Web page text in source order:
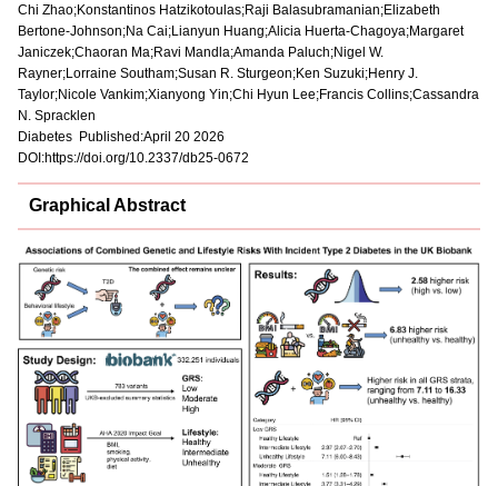
Chi Zhao;Konstantinos Hatzikotoulas;Raji Balasubramanian;Elizabeth
Bertone-Johnson;Na Cai;Lianyun Huang;Alicia Huerta-Chagoya;Margaret
Janiczek;Chaoran Ma;Ravi Mandla;Amanda Paluch;Nigel W.
Rayner;Lorraine Southam;Susan R. Sturgeon;Ken Suzuki;Henry J.
Taylor;Nicole Vankim;Xianyong Yin;Chi Hyun Lee;Francis Collins;Cassandra
N. Spracklen
Diabetes Published:April 20 2026
DOI:https://doi.org/10.2337/db25-0672
Graphical Abstract